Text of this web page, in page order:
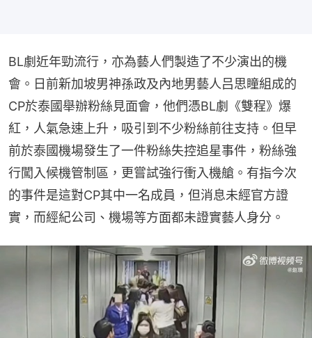
BL劇近年勁流行，亦為藝人們製造了不少演出的機
會。日前新加坡男神孫政及內地男藝人吕思瞳組成的
CP於泰國舉辦粉絲見面會，他們憑BL劇《雙程》爆
紅，人氣急速上升，吸引到不少粉絲前往支持。但早
前於泰國機場發生了一件粉絲失控追星事件，粉絲強
行闖入候機管制區，更嘗試強行衝入機艙。有指今次
的事件是這對CP其中一名成員，但消息未經官方證
實，而經紀公司、機場等方面都未證實藝人身分。